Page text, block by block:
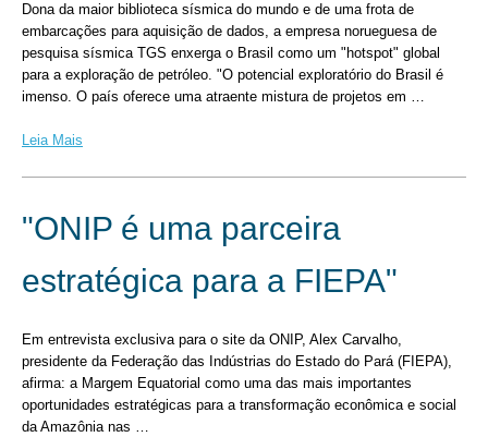
Dona da maior biblioteca sísmica do mundo e de uma frota de
embarcações para aquisição de dados, a empresa norueguesa de
pesquisa sísmica TGS enxerga o Brasil como um "hotspot" global
para a exploração de petróleo. "O potencial exploratório do Brasil é
imenso. O país oferece uma atraente mistura de projetos em …
Leia Mais
"ONIP é uma parceira
estratégica para a FIEPA"
Em entrevista exclusiva para o site da ONIP, Alex Carvalho,
presidente da Federação das Indústrias do Estado do Pará (FIEPA),
afirma: a Margem Equatorial como uma das mais importantes
oportunidades estratégicas para a transformação econômica e social
da Amazônia nas …